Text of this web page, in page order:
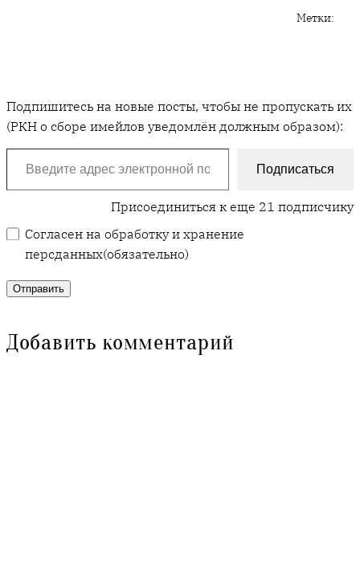
Метки:
Подпишитесь на новые посты, чтобы не пропускать их
(РКН о сборе имейлов уведомлён должным образом):
Введите адрес электронной почты…
Подписаться
Присоединиться к еще 21 подписчику
Согласен на обработку и хранение
персданных(обязательно)
Отправить
Добавить комментарий